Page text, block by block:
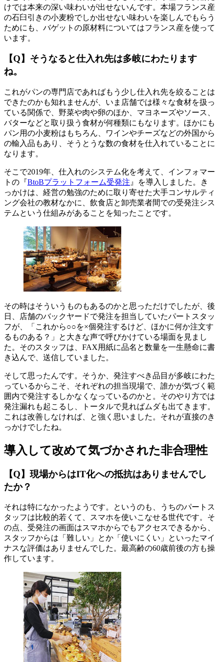
けでは本来の深い味わいが出せないんです。本場フランス産
の石臼引きの小麦粉でしか出せない味わいを楽しんでもらう
ためにも、バゲットの原材料についてはフランス産を使って
います。
【Q】そうなると仕入れ先は多岐にわたります
ね。
これがパンの専門店であればもう少し仕入れ先を絞ることは
できたのかも知れませんが、いま店舗では様々な食材を扱っ
ている関係で、野菜や肉や卵のほか、マヨネーズやソース、
バターなどと取り扱う食材が何種類にもなります。ほかにも
パン用の小麦粉はもちろん、ワインやチーズなどの外国から
の輸入品もあり、そうとうな数の食材を仕入れていることに
なります。
そこで2019年、仕入れのシステム化を考えて、インフォマー
トの『BtoBプラットフォーム受発注 』を導入しました。き
っかけは、経営の勉強のために取り寄せた大手コンサルティ
ング会社の教材なかに、飲食店と卸売業者間での受発注シス
テムという仕組みがあることを知ったことです。
その時はそういうものもあるのかと思っただけでしたが、後
日、店舗のバックヤードで発注を担当していたパートスタッ
フが、「これから○○を×個発注するけど、ほかに何か注文す
るものある？」と大きな声で呼びかけている場面を見まし
た。そのスタッフは、FAX用紙に品名と数量を一生懸命に書
き込んで、送信していました。
そして思ったんです。そうか、発注すべき品目が多岐にわた
っているからこそ、それぞれの担当現場で、誰かが気づく範
囲内で発注するしかなくなっているのかと。そのやり方では
発注漏れも起こるし、トータルで見ればムダも出てきます。
これは改善しなければ、と強く思いました。それが直接のき
っかけでしたね。
導入して改めて気づかされた非合理性
【Q】現場からはIT化への抵抗はありませんでし
たか？
それは特になかったようです。というのも、うちのパートス
タッフは比較的若くて、スマホを使いこなせる世代です。そ
の点、受発注の画面はスマホからでもアクセスできるから、
スタッフからは「難しい」とか「使いにくい」といったマイ
ナスな評価はありませんでした。最高齢の60歳前後の方も操
作しています。